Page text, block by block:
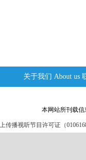
关于我们 About us
本网站所刊载
传播视听节目许可证（